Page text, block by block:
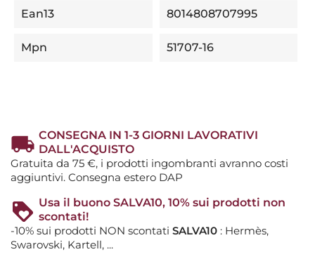
Ean13 8014808707995
Mpn 51707-16
CONSEGNA IN 1-3 GIORNI LAVORATIVI
DALL'ACQUISTO
Gratuita da 75 €, i prodotti ingombranti avranno costi
aggiuntivi. Consegna estero DAP
Usa il buono SALVA10, 10% sui prodotti non
scontati!
-10% sui prodotti NON scontati SALVA10 : Hermès,
Swarovski, Kartell, ...